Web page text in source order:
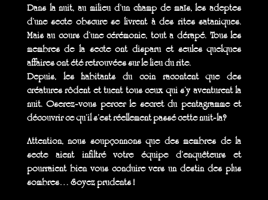
Dans la nuit, au milieu d’un champ de maïs, les adeptes
d’une secte obscure se livrent à des rites sataniques.
Mais au cours d’une cérémonie, tout a dérapé. Tous les
membres de la secte ont disparu et seules quelques
affaires ont été retrouvées sur le lieu du rite.
Depuis, les habitants du coin racontent que des
créatures rôdent et tuent tous ceux qui s’y aventurent la
nuit. Oserez-vous percer le secret du pentagramme et
découvrir ce qu’il s’est réellement passé cette nuit-la?
Attention, nous soupçonnons que des membres de la
secte aient infiltré votre équipe d’enquêteurs et
pourraient bien vous conduire vers un destin des plus
sombres… Soyez prudents !